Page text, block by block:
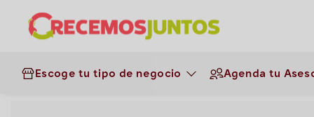
Escoge tu tipo de negocio Agenda tu
¡Haz clic aquí y obtén los
Negocios > Restaurantes >